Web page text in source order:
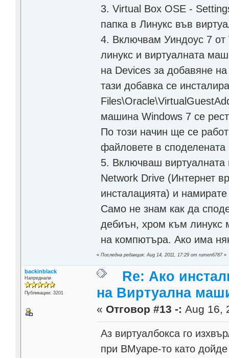
3. Virtual Box OSE -
папка в Линукс във
4. Включвам Уиндоус 7
линукс и виртуалната
на Devices за добавяне
тази добавка се
машина Windows 7 се
По този начин ще се
файловете в
5. Включваш
Network Drive (Интернет
инсталацията) и
Само не знам как да
дебиън, хром към линукс
на компютъра. Ако има
«Последна редакция: Aug 14, 2011, 17:29 от rumen6787»
backinblack
Напреднали
Публикации: 3201
Re: Ако
на Виртуална
« Отговор #13 -: Aug 16,
Аз виртуалбокса го
при ВМуаре-то като